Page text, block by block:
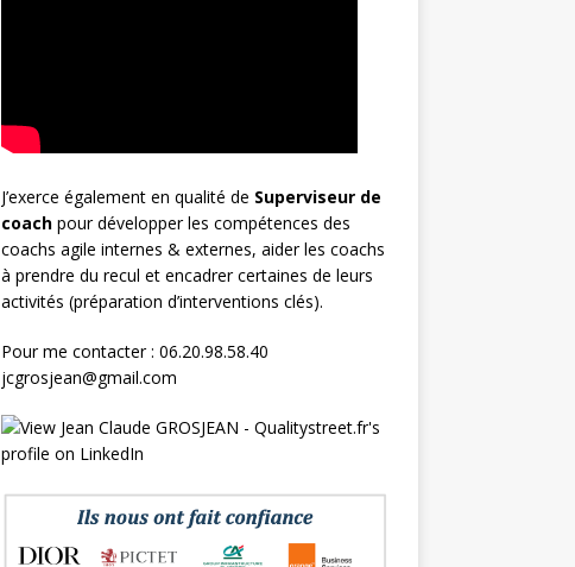
J’exerce également en qualité de Superviseur de
coachpour développer les compétences des
coachs agile internes & externes, aider les coachs
à prendre du recul et encadrer certaines de leurs
activités (préparation d’interventions clés).
Pour me contacter : 06.20.98.58.40
jcgrosjean@gmail.com